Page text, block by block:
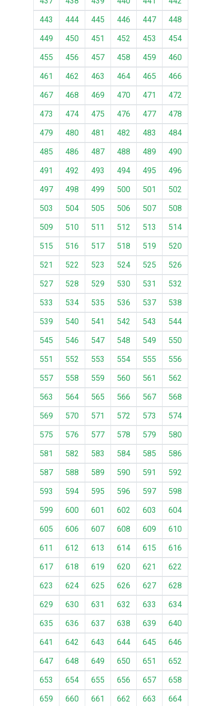
443
444 445 446 447
448
449
450 451 452 453
454
455
456 457 458 459
460
461
462 463 464 465
466
467
468 469 470 471
472
473
474 475 476 477
478
479
480 481 482 483
484
485
486 487 488 489
490
491
492 493 494 495
496
497
498 499 500 501
502
503
504 505 506 507
508
509
510 511 512 513
514
515
516 517 518 519
520
521
522 523 524 525
526
527
528 529 530 531
532
533
534 535 536 537
538
539
540 541 542 543
544
545
546 547 548 549
550
551
552 553 554 555
556
557
558 559 560 561
562
563
564 565 566 567
568
569
570 571 572 573
574
575
576 577 578 579
580
581
582 583 584 585
586
587
588 589 590 591
592
593
594 595 596 597
598
599
600 601 602 603
604
605
606 607 608 609
610
611
612 613 614 615
616
617
618 619 620 621
622
623
624 625 626 627
628
629
630 631 632 633
634
635
636 637 638 639
640
641
642 643 644 645
646
647
648 649 650 651
652
653
654 655 656 657
658
659
660 661 662 663
664